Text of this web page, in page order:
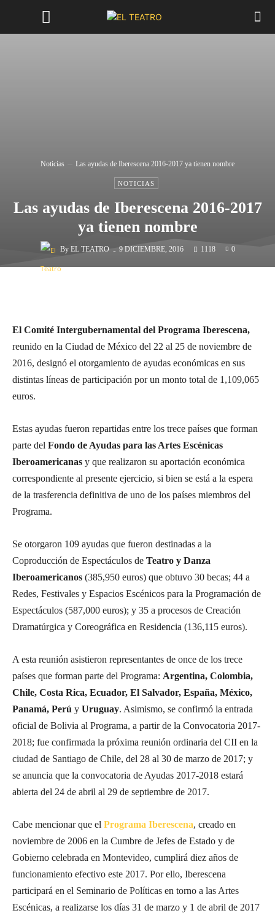
Noticias Las ayudas de Iberescena 2016-2017 ya tienen nombre
NOTICIAS
Las ayudas de Iberescena 2016-2017
ya tienen nombre
By EL TEATRO - 9 DICIEMBRE, 2016 1118 0
El Comité Intergubernamental del Programa Iberescena,
reunido en la Ciudad de México del 22 al 25 de noviembre de
2016, designó el otorgamiento de ayudas económicas en sus
distintas líneas de participación por un monto total de 1,109,065
euros.
Estas ayudas fueron repartidas entre los trece países que forman
parte del Fondo de Ayudas para las Artes Escénicas
Iberoamericanas y que realizaron su aportación económica
correspondiente al presente ejercicio, si bien se está a la espera
de la trasferencia definitiva de uno de los países miembros del
Programa.
Se otorgaron 109 ayudas que fueron destinadas a la
Coproducción de Espectáculos de Teatro y Danza
Iberoamericanos (385,950 euros) que obtuvo 30 becas; 44 a
Redes, Festivales y Espacios Escénicos para la Programación de
Espectáculos (587,000 euros); y 35 a procesos de Creación
Dramatúrgica y Coreográfica en Residencia (136,115 euros).
A esta reunión asistieron representantes de once de los trece
países que forman parte del Programa: Argentina, Colombia,
Chile, Costa Rica, Ecuador, El Salvador, España, México,
Panamá, Perú y Uruguay. Asimismo, se confirmó la entrada
oficial de Bolivia al Programa, a partir de la Convocatoria 2017-
2018; fue confirmada la próxima reunión ordinaria del CII en la
ciudad de Santiago de Chile, del 28 al 30 de marzo de 2017; y
se anuncia que la convocatoria de Ayudas 2017-2018 estará
abierta del 24 de abril al 29 de septiembre de 2017.
Cabe mencionar que el Programa Iberescena, creado en
noviembre de 2006 en la Cumbre de Jefes de Estado y de
Gobierno celebrada en Montevideo, cumplirá diez años de
funcionamiento efectivo este 2017. Por ello, Iberescena
participará en el Seminario de Políticas en torno a las Artes
Escénicas, a realizarse los días 31 de marzo y 1 de abril de 2017